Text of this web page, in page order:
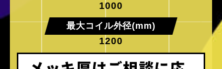
1000
最大コイル外径(mm)
1200